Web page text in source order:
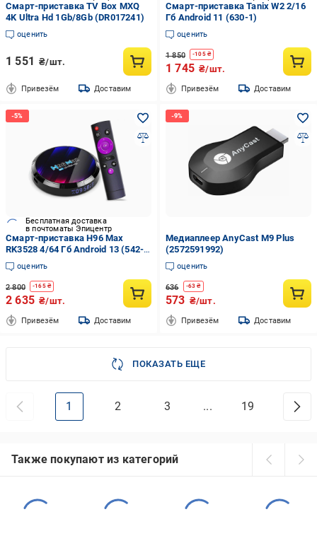
Смарт-приставка TV Box MXQ
4K Ultra Hd 1Gb/8Gb (DR017241)
оценить
1 551 ₴/шт.
Привезём Доставим
Смарт-приставка Tanix W2 2/16
Гб Android 11 (630-1)
оценить
1 850 -105₴
1 745 ₴/шт.
Привезём Доставим
Бесплатная доставка
в почтоматы Эпицентр
Смарт-приставка H96 Max
RK3528 4/64 Гб Android 13 (542-
3)
оценить
2 800 -165₴
2 635 ₴/шт.
Привезём Доставим
Медиаплеер AnyCast M9 Plus
(2572591992)
оценить
636 -63 ₴
573 ₴/шт.
Привезём Доставим
ПОКАЗАТЬ ЕЩЕ
1 2 3 ... 19
Также покупают из категорий